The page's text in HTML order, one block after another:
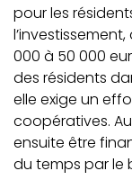
pour les
000 à 50 000
des résidents
elle exige un
coopératives.
ensuite être
du temps par le